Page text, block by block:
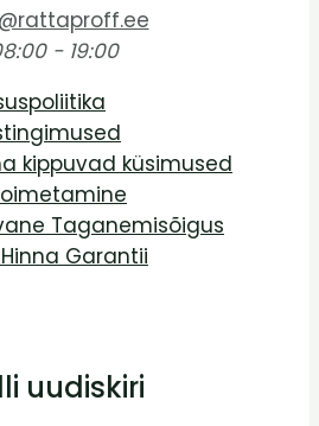
- 19:00
kippuvad küsimused
Taganemisõigus
Garantii
uudiskiri